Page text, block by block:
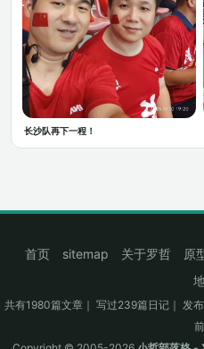
长沙队再下一程！
首页 sitemap 关于罗哲 原
共有1980篇文章｜ 写过239篇日记｜ 发
前